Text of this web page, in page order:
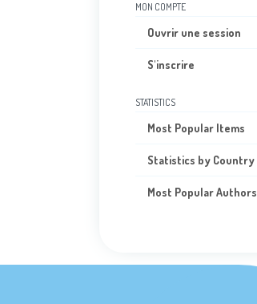
MON COMPTE
Ouvrir une session
S'inscrire
STATISTICS
Most Popular Items
Statistics by Country
Most Popular Authors